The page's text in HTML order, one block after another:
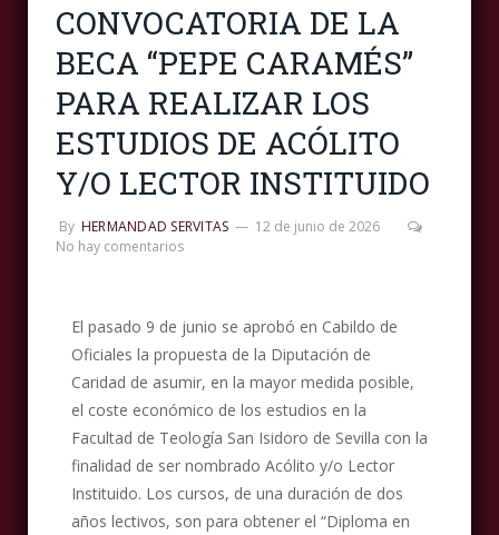
CONVOCATORIA DE LA
BECA “PEPE CARAMÉS”
PARA REALIZAR LOS
ESTUDIOS DE ACÓLITO
Y/O LECTOR INSTITUIDO
By HERMANDAD SERVITAS
12 de junio de 2026
No hay comentarios
El pasado 9 de junio se aprobó en Cabildo de
Oficiales la propuesta de la Diputación de
Caridad de asumir, en la mayor medida posible,
el coste económico de los estudios en la
Facultad de Teología San Isidoro de Sevilla con la
finalidad de ser nombrado Acólito y/o Lector
Instituido. Los cursos, de una duración de dos
años lectivos, son para obtener el “Diploma en